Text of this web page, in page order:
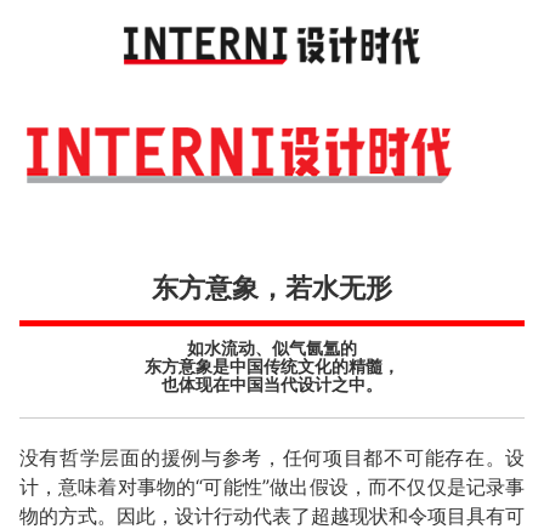
东方意象，若水无形
如水流动、似气氤氲的
东方意象是中国传统文化的精髓，
也体现在中国当代设计之中。
没有哲学层面的援例与参考，任何项目都不可能存在。设
计，意味着对事物的“可能性”做出假设，而不仅仅是记录事
物的方式。因此，设计行动代表了超越现状和令项目具有可